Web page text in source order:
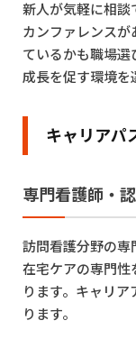
新人が気軽に相談
カンファレンスが
ているかも職場選
成長を促す環境を
キャリアパ
専門看護師・
訪問看護分野の専
在宅ケアの専門性
ります。キャリ
ります。